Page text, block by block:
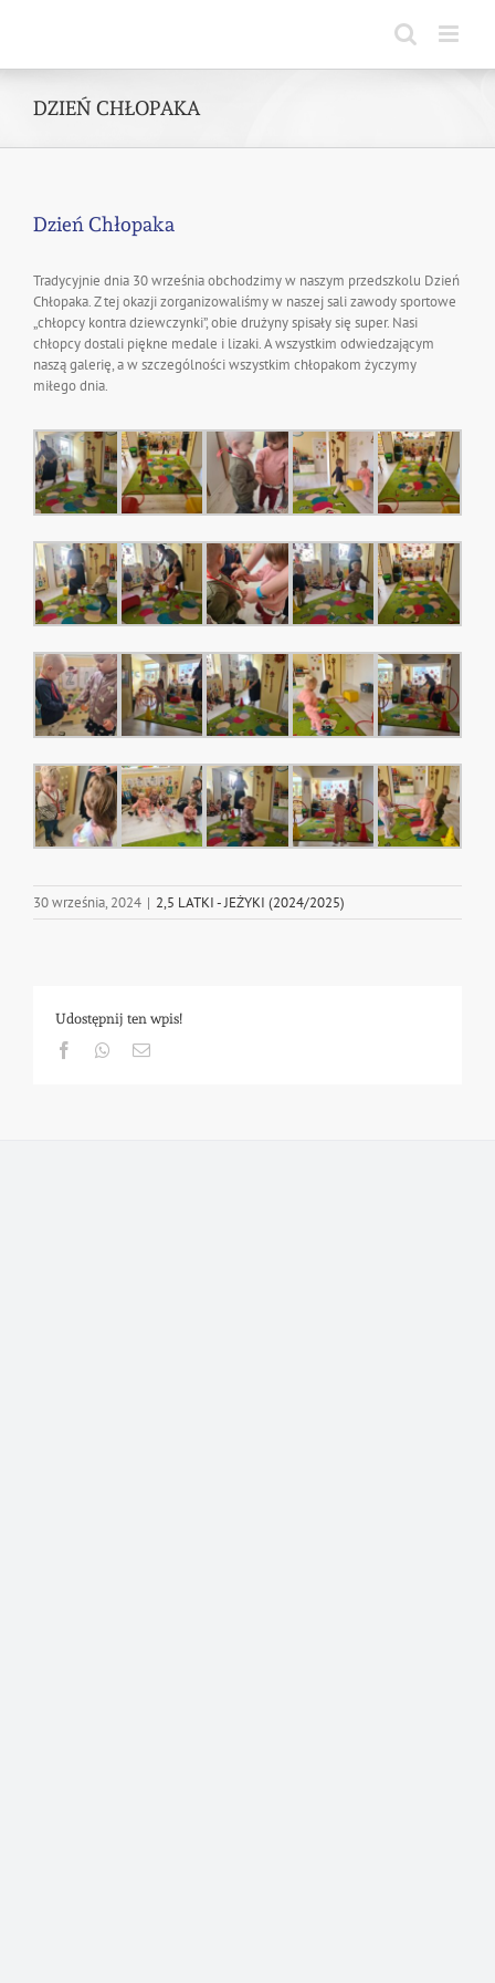
DZIEŃ CHŁOPAKA
Dzień Chłopaka
Tradycyjnie dnia 30 września obchodzimy w naszym przedszkolu Dzień
Chłopaka. Z tej okazji zorganizowaliśmy w naszej sali zawody sportowe
„chłopcy kontra dziewczynki”, obie drużyny spisały się super. Nasi
chłopcy dostali piękne medale i lizaki. A wszystkim odwiedzającym
naszą galerię, a w szczególności wszystkim chłopakom życzymy
miłego dnia.
30 września, 2024 | 2,5 LATKI - JEŻYKI (2024/2025)
Udostępnij ten wpis!
FacebookWhatsapp
Email